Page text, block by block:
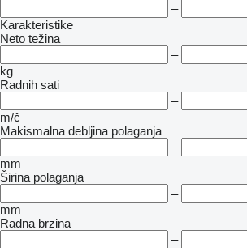
–
Karakteristike
Neto težina
–
kg
Radnih sati
–
m/č
Makismalna debljina polaganja
–
mm
Širina polaganja
–
mm
Radna brzina
–